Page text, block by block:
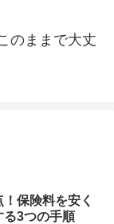
のままで大丈
保険料を安く
る3つの手順